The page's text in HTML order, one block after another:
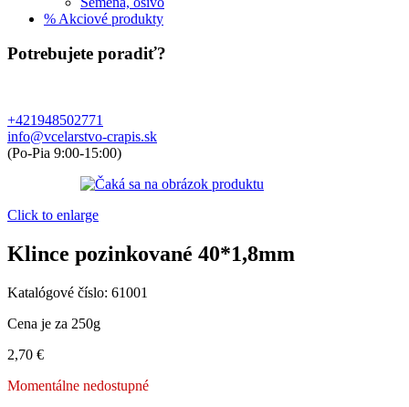
% Akciové produkty
Potrebujete poradiť?
+421948502771
info@vcelarstvo-crapis.sk
(Po-Pia 9:00-15:00)
Click to enlarge
Klince pozinkované 40*1,8mm
Katalógové číslo: 61001
Cena je za 250g
2,70 €
Momentálne nedostupné